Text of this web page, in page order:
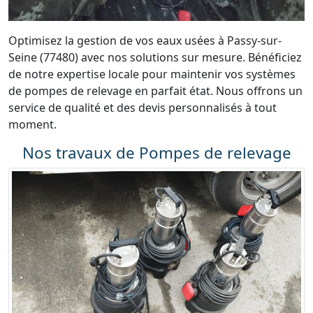
Optimisez la gestion de vos eaux usées à Passy-sur-
Seine (77480) avec nos solutions sur mesure. Bénéficiez
de notre expertise locale pour maintenir vos systèmes
de pompes de relevage en parfait état. Nous offrons un
service de qualité et des devis personnalisés à tout
moment.
Nos travaux de Pompes de relevage